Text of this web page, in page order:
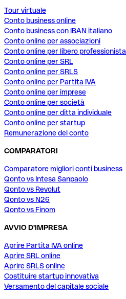
Tour virtuale
Conto business online
Conto business con IBAN italiano
Conto online per associazioni
Conto online per libero professionista
Conto online per SRL
Conto online per SRLS
Conto online per Partita IVA
Conto online per imprese
Conto online per società
Conto online per ditta individuale
Conto online per startup
Remunerazione del conto
COMPARATORI
Comparatore migliori conti business
Qonto vs Intesa Sanpaolo
Qonto vs Revolut
Qonto vs N26
Qonto vs Finom
AVVIO D'IMPRESA
Aprire Partita IVA online
Aprire SRL online
Aprire SRLS online
Costituire startup innovativa
Versamento del capitale sociale